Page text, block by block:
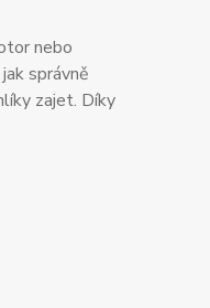
nebo
správně
zajet. Díky